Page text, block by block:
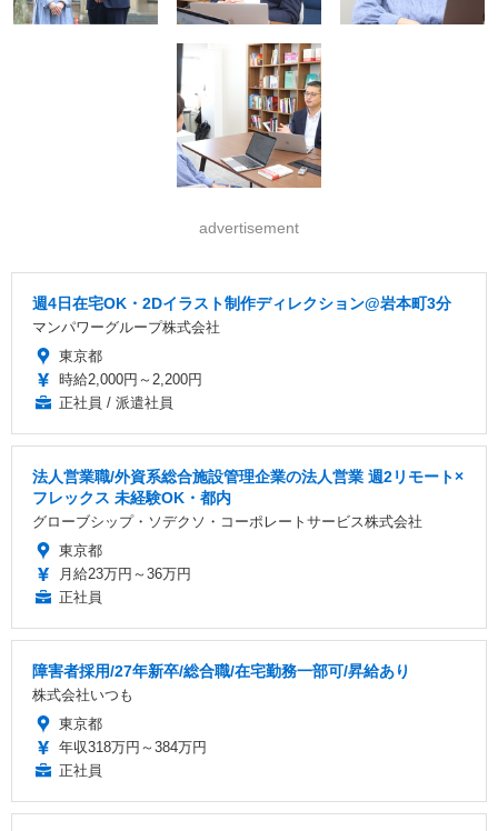
advertisement
週4日在宅OK・2Dイラスト制作ディレクション@岩本町3分
マンパワーグループ株式会社
東京都
時給2,000円～2,200円
正社員 / 派遣社員
法人営業職/外資系総合施設管理企業の法人営業 週2リモート×
フレックス 未経験OK・都内
グローブシップ・ソデクソ・コーポレートサービス株式会社
東京都
月給23万円～36万円
正社員
障害者採用/27年新卒/総合職/在宅勤務一部可/昇給あり
株式会社いつも
東京都
年収318万円～384万円
正社員